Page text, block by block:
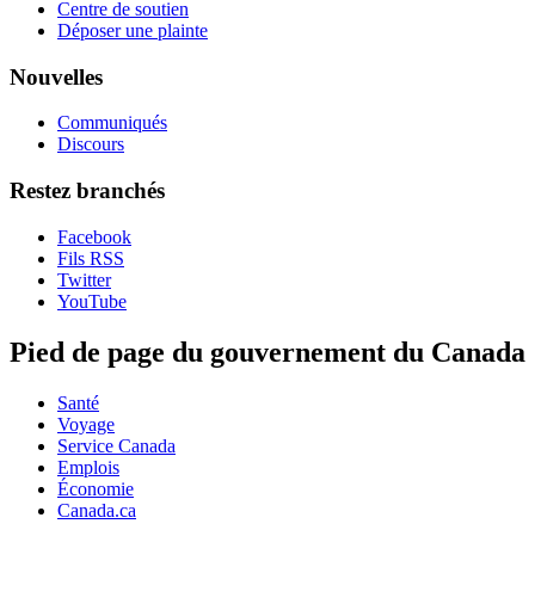
Centre de soutien
Déposer une plainte
Nouvelles
Communiqués
Discours
Restez branchés
Facebook
Fils RSS
Twitter
YouTube
Pied de page du gouvernement du Canada
Santé
Voyage
Service Canada
Emplois
Économie
Canada.ca